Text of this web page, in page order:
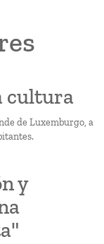
cultura
de Luxemburgo, a
y